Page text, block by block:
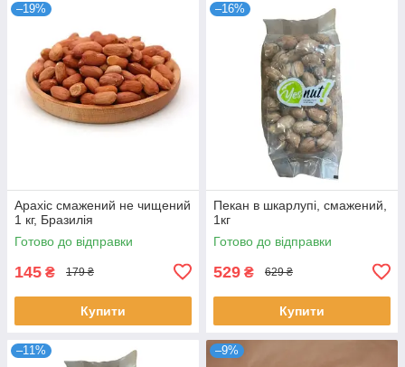
–19%
Арахіс смажений не чищений
1 кг, Бразилія
Готово до відправки
145 ₴ 179 ₴
Купити
–16%
Пекан в шкарлупі, смажений,
1кг
Готово до відправки
529 ₴ 629 ₴
Купити
–11% –9%